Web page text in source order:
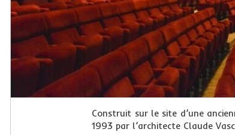
Construit sur le site d’une
1993 par l’architecte Claude